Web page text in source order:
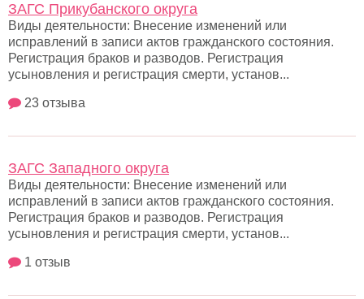
ЗАГС Прикубанского округа
Виды деятельности: Внесение изменений или
исправлений в записи актов гражданского состояния.
Регистрация браков и разводов. Регистрация
усыновления и регистрация смерти, установ...
23 отзыва
ЗАГС Западного округа
Виды деятельности: Внесение изменений или
исправлений в записи актов гражданского состояния.
Регистрация браков и разводов. Регистрация
усыновления и регистрация смерти, установ...
1 отзыв